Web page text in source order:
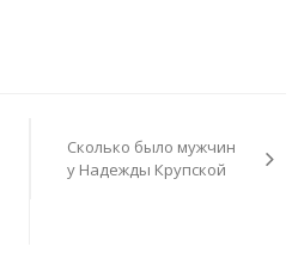
Сколько было мужчин
у Надежды Крупской